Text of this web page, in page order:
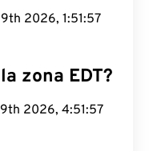
2026, 1:51:58
zona EDT?
2026, 4:51:58